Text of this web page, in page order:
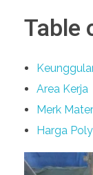
Table
Area Kerja
Merk
Harga